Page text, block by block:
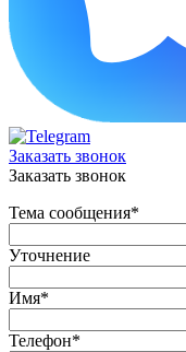
Заказать звонок
Заказать звонок
Тема сообщения*
Уточнение
Имя*
Телефон*